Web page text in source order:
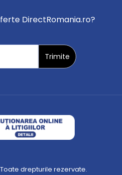
DirectRomania.ro?
drepturile rezervate.